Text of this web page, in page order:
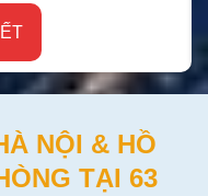
NỘI & HỒ
TẠI 63